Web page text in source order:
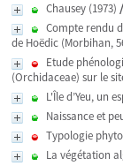
Chausey (1973) /
Compte rendu
de Hoëdic (Morbihan,
Etude
(Orchidaceae) sur le
L'Île d’Yeu, un
Naissance et
Typologie
La végétation